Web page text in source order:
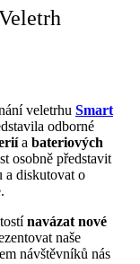
veletrhu Smart
odborné
a bateriových
osobně představit
a diskutovat o
navázat nové
naše
návštěvníků nás